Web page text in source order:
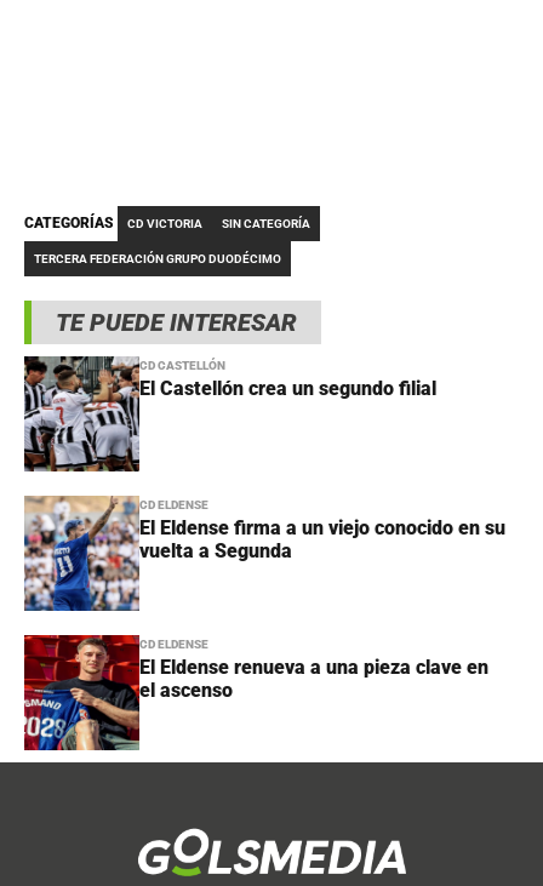
TE PUEDE INTERESAR
CD CASTELLÓN
El Castellón crea un segundo filial
CD ELDENSE
El Eldense firma a un viejo conocido en su
vuelta a Segunda
CD ELDENSE
El Eldense renueva a una pieza clave en
el ascenso
CATEGORÍAS CD VICTORIA SIN CATEGORÍA
TERCERA FEDERACIÓN GRUPO DUODÉCIMO